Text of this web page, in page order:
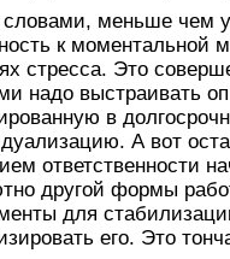
меньше чем у
к моментальной
стресса. Это
надо выстраивать
в
А вот
ответственности
другой формы
для
его. Это